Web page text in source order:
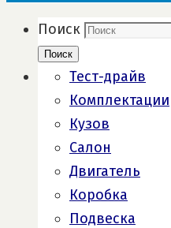
Поиск
Поиск
Тест-драйв
Комплектации
Кузов
Салон
Двигатель
Коробка
Подвеска